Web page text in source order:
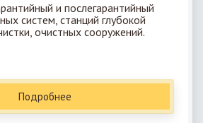
и послегарантийный
систем, станций глубокой
очистных сооружений.
Подробнее